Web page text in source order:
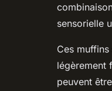
sensorielle
Ces
légèrement
peuvent